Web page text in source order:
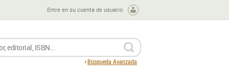
Entre en su cuenta de usuario.
Búsqueda Avanzada